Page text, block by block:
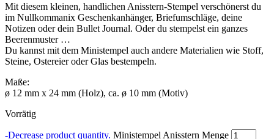
Mit diesem kleinen, handlichen Anisstern-Stempel verschönerst du
im Nullkommanix Geschenkanhänger, Briefumschläge, deine
Notizen oder dein Bullet Journal. Oder du stempelst ein ganzes
Beerenmuster …
Du kannst mit dem Ministempel auch andere Materialien wie Stoff,
Steine, Ostereier oder Glas bestempeln.
Maße:
ø 12 mm x 24 mm (Holz), ca. ø 10 mm (Motiv)
Vorrätig
-Decrease product quantity. Ministempel Anisstern Menge